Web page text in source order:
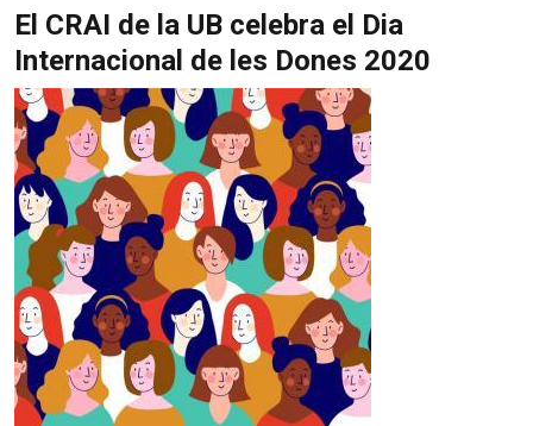
El CRAI de la UB celebra el Dia
Internacional de les Dones 2020